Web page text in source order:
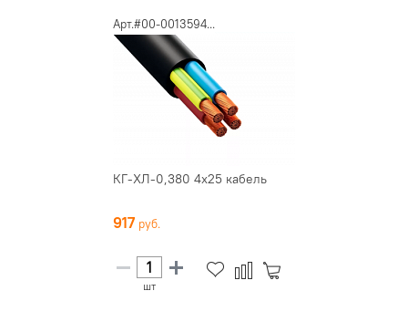
Арт.#00-0013594...
КГ-ХЛ-0,380 4х25 кабель
917
шт